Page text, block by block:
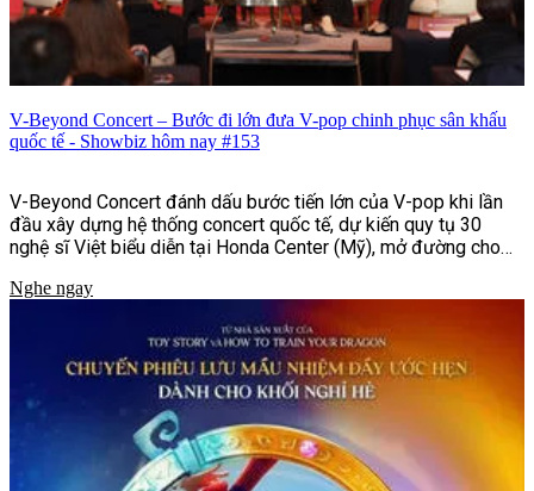
V-Beyond Concert – Bước đi lớn đưa V-pop chinh phục sân khấu
quốc tế - Showbiz hôm nay #153
V-Beyond Concert đánh dấu bước tiến lớn của V-pop khi lần
đầu xây dựng hệ thống concert quốc tế, dự kiến quy tụ 30
nghệ sĩ Việt biểu diễn tại Honda Center (Mỹ), mở đường cho
Nghe ngay